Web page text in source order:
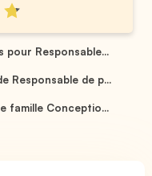
pour Responsable...
Responsable de p...
famille Conceptio...